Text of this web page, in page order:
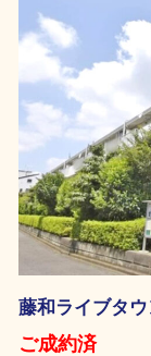
藤和ライブタウ
ご成約済